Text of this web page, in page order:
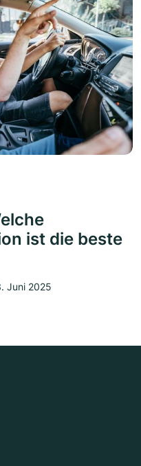
ist die beste
Juni 2025